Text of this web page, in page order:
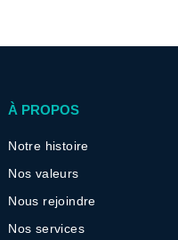
À PROPOS
Notre histoire
Nos valeurs
Nous rejoindre
Nos services